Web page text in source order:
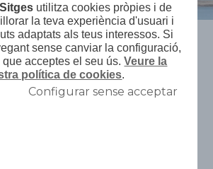
> Agenda > Ruta Camins Bords
Bords
Sitges més "queer"
la història LGTBI de Sitges. Ruta
utilitza cookies pròpies i de
la teva experiència d'usuari i
adaptats als teus interessos. Si
sense canviar la configuració,
que acceptes el seu ús.Veure la
política de cookies.
Configurar sense acceptar